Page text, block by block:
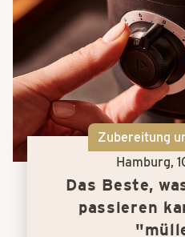
Zubereitung
Hamburg,
Das Beste,
passieren